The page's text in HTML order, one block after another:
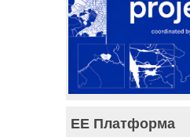
ЕЕ Платформа